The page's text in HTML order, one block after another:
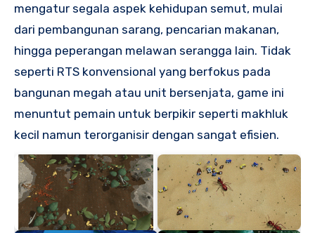
mengatur segala aspek kehidupan semut, mulai
dari pembangunan sarang, pencarian makanan,
hingga peperangan melawan serangga lain. Tidak
seperti RTS konvensional yang berfokus pada
bangunan megah atau unit bersenjata, game ini
menuntut pemain untuk berpikir seperti makhluk
kecil namun terorganisir dengan sangat efisien.